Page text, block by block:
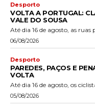
Desporto
VOLTA A PORTUGAL:
VALE DO SOUSA
Até dia 16 de agosto, as ruas
06/08/2026
Desporto
PAREDES, PAÇOS E
VOLTA
Até dia 16 de agosto, os
05/08/2026